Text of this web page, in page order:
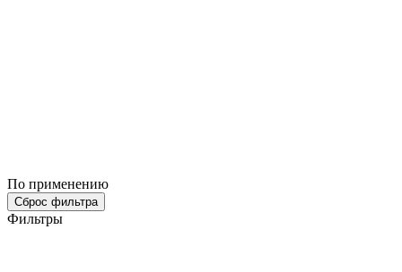
По применению
Сброс фильтра
Фильтры